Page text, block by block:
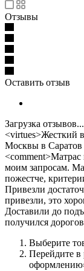
Отзывы
Оставить отзыв
Загрузка отзывов...
<virtues>Жесткий
Москвы в Саратов
моим запросам.
пожестче,
Привезли
привезли, это
Доставили до
получился
Выберите
Перейдите в